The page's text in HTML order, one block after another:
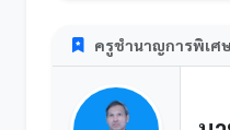
ครูชำนาญการพิเศ